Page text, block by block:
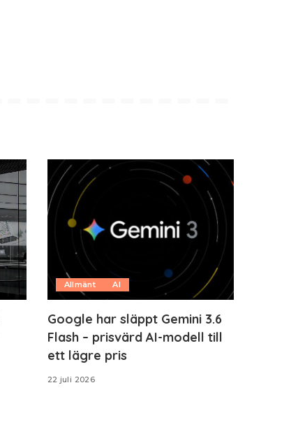
Allmänt AI
Google har släppt Gemini 3.6
Flash – prisvärd AI-modell till
ett lägre pris
22 juli 2026